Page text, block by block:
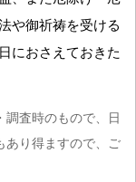
や御祈祷を受ける
におさえておきた
査時のもので、日
あり得ますので、ご